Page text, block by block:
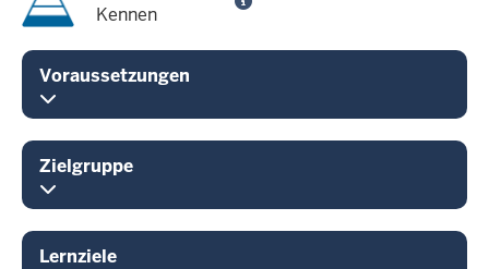
Kennen
Voraussetzungen
Zielgruppe
Lernziele